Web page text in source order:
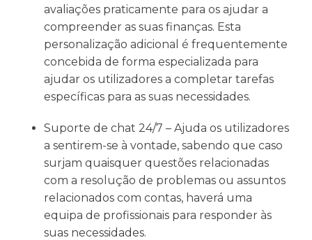
avaliações praticamente para os ajudar a
compreender as suas finanças. Esta
personalização adicional é frequentemente
concebida de forma especializada para
ajudar os utilizadores a completar tarefas
específicas para as suas necessidades.
Suporte de chat 24/7 – Ajuda os utilizadores
a sentirem-se à vontade, sabendo que caso
surjam quaisquer questões relacionadas
com a resolução de problemas ou assuntos
relacionados com contas, haverá uma
equipa de profissionais para responder às
suas necessidades.